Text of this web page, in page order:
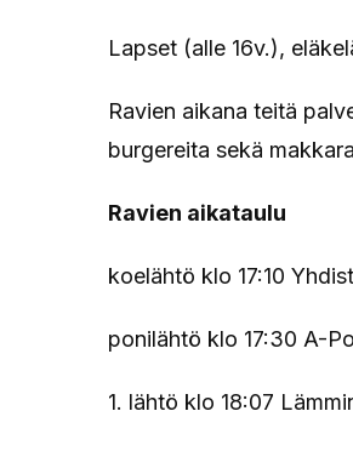
Lapset (alle 16v.),
Ravien aikana teitä
burgereita sekä
Ravien aikataulu
koelähtö klo 17:10
ponilähtö klo 17:30 A-
1. lähtö klo 18:07